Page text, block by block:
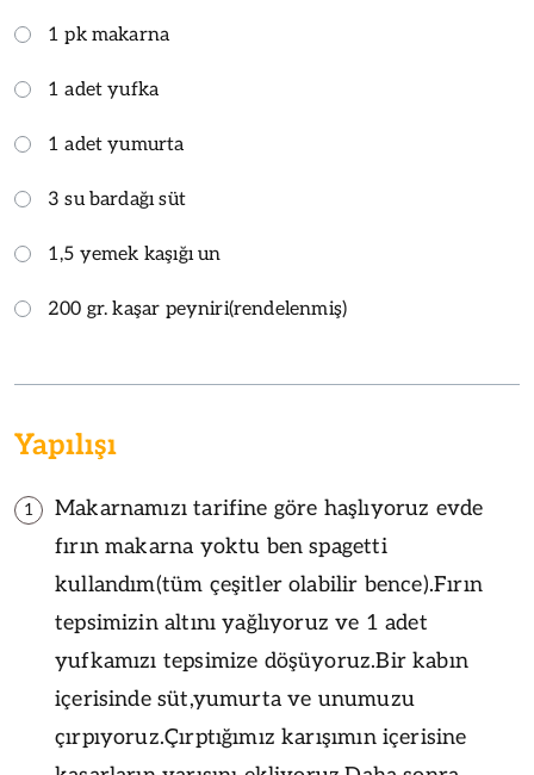
1 pk makarna
1 adet yufka
1 adet yumurta
3 su bardağı süt
1,5 yemek kaşığı un
200 gr. kaşar peyniri(rendelenmiş)
Yapılışı
1
Makarnamızı tarifine göre haşlıyoruz evde
fırın makarna yoktu ben spagetti
kullandım(tüm çeşitler olabilir bence).Fırın
tepsimizin altını yağlıyoruz ve 1 adet
yufkamızı tepsimize döşüyoruz.Bir kabın
içerisinde süt,yumurta ve unumuzu
çırpıyoruz.Çırptığımız karışımın içerisine